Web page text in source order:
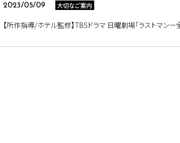
2023/05/09 大切なご案内
【所作指導/ホテル監修】TBSドラマ 日曜劇場「ラストマンー